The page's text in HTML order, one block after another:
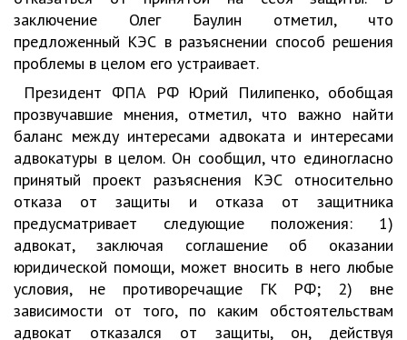
заключение Олег Баулин отметил, что
предложенный КЭС в разъяснении способ решения
проблемы в целом его устраивает.
Президент ФПА РФ Юрий Пилипенко, обобщая
прозвучавшие мнения, отметил, что важно найти
баланс между интересами адвоката и интересами
адвокатуры в целом. Он сообщил, что единогласно
принятый проект разъяснения КЭС относительно
отказа от защиты и отказа от защитника
предусматривает следующие положения: 1)
адвокат, заключая соглашение об оказании
юридической помощи, может вносить в него любые
условия, не противоречащие ГК РФ; 2) вне
зависимости от того, по каким обстоятельствам
адвокат отказался от защиты, он, действуя